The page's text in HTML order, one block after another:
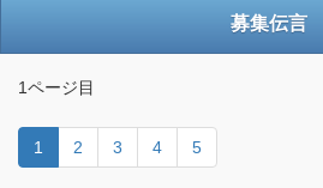
募集伝言
1ページ目
1 2 3 4 5